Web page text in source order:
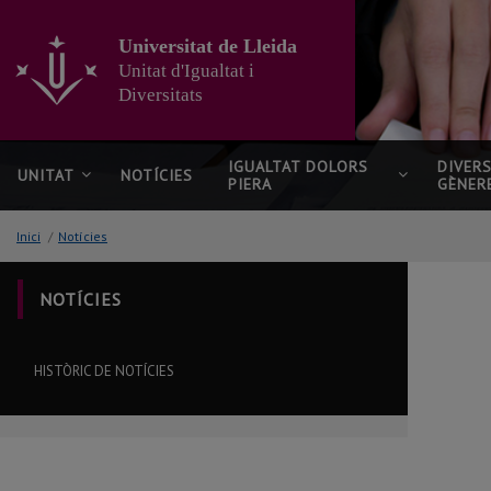
contingut
principal
pàgina
Universitat de Lleida
Unitat d'Igualtat i
Diversitats
UNITAT NOTÍCIES
IGUALTAT DOLORS
PIERA
Inici / Notícies
NOTÍCIES
HISTÒRIC DE NOTÍCIES